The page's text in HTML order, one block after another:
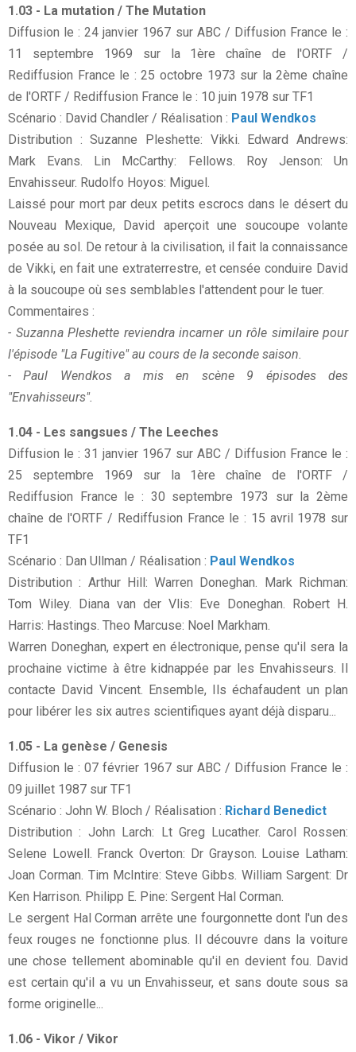
1.03 - La mutation / The Mutation
Diffusion le : 24 janvier 1967 sur ABC / Diffusion France le :
11 septembre 1969 sur la 1ère chaîne de l'ORTF /
Rediffusion France le : 25 octobre 1973 sur la 2ème chaîne
de l'ORTF / Rediffusion France le : 10 juin 1978 sur TF1
Scénario : David Chandler / Réalisation : Paul Wendkos
Distribution : Suzanne Pleshette: Vikki. Edward Andrews:
Mark Evans. Lin McCarthy: Fellows. Roy Jenson: Un
Envahisseur. Rudolfo Hoyos: Miguel.
Laissé pour mort par deux petits escrocs dans le désert du
Nouveau Mexique, David aperçoit une soucoupe volante
posée au sol. De retour à la civilisation, il fait la connaissance
de Vikki, en fait une extraterrestre, et censée conduire David
à la soucoupe où ses semblables l'attendent pour le tuer.
Commentaires :
- Suzanna Pleshette reviendra incarner un rôle similaire pour
l'épisode "La Fugitive" au cours de la seconde saison.
- Paul Wendkos a mis en scène 9 épisodes des
"Envahisseurs".
1.04 - Les sangsues / The Leeches
Diffusion le : 31 janvier 1967 sur ABC / Diffusion France le :
25 septembre 1969 sur la 1ère chaîne de l'ORTF /
Rediffusion France le : 30 septembre 1973 sur la 2ème
chaîne de l'ORTF / Rediffusion France le : 15 avril 1978 sur
TF1
Scénario : Dan Ullman / Réalisation : Paul Wendkos
Distribution : Arthur Hill: Warren Doneghan. Mark Richman:
Tom Wiley. Diana van der Vlis: Eve Doneghan. Robert H.
Harris: Hastings. Theo Marcuse: Noel Markham.
Warren Doneghan, expert en électronique, pense qu'il sera la
prochaine victime à être kidnappée par les Envahisseurs. Il
contacte David Vincent. Ensemble, Ils échafaudent un plan
pour libérer les six autres scientifiques ayant déjà disparu...
1.05 - La genèse / Genesis
Diffusion le : 07 février 1967 sur ABC / Diffusion France le :
09 juillet 1987 sur TF1
Scénario : John W. Bloch / Réalisation : Richard Benedict
Distribution : John Larch: Lt Greg Lucather. Carol Rossen:
Selene Lowell. Franck Overton: Dr Grayson. Louise Latham:
Joan Corman. Tim McIntire: Steve Gibbs. William Sargent: Dr
Ken Harrison. Philipp E. Pine: Sergent Hal Corman.
Le sergent Hal Corman arrête une fourgonnette dont l'un des
feux rouges ne fonctionne plus. Il découvre dans la voiture
une chose tellement abominable qu'il en devient fou. David
est certain qu'il a vu un Envahisseur, et sans doute sous sa
forme originelle...
1.06 - Vikor / Vikor